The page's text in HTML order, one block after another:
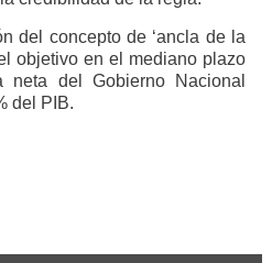
del concepto de ‘ancla de la
objetivo en el mediano plazo
del Gobierno Nacional
del PIB.